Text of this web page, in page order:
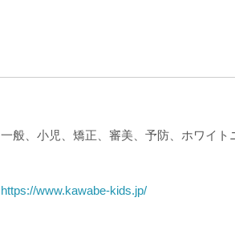
一般、小児、矯正、審美、予防、ホワイト
https://www.kawabe-kids.jp/